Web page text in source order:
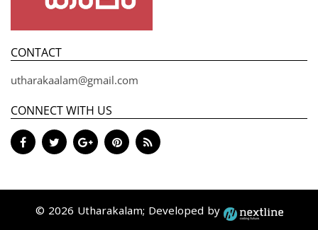
CONTACT
utharakaalam@gmail.com
CONNECT WITH US
© 2026 Utharakalam; Developed by